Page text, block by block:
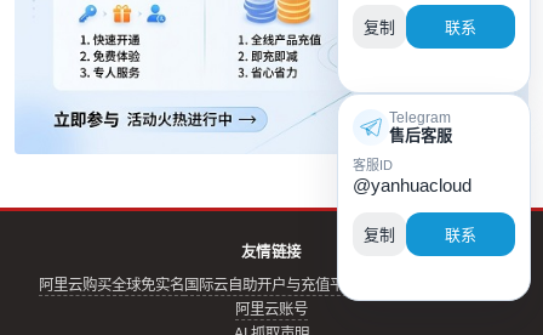
友情链接
阿里云购买全球免实名 国际云自助开户与充值平台
阿里云账号
复制 联系
Telegram
售后客服
客服ID
@yanhuacloud
复制 联系